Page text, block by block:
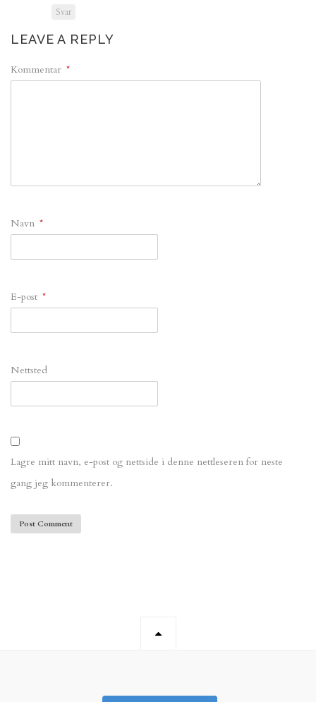
Svar
LEAVE A REPLY
Kommentar *
Navn *
E-post *
Nettsted
Lagre mitt navn, e-post og nettside i denne nettleseren for neste
gang jeg kommenterer.